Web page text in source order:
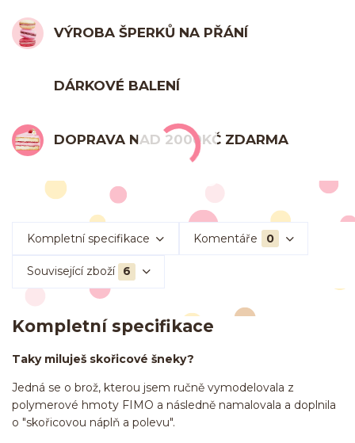
VÝROBA ŠPERKŮ NA PŘÁNÍ
DÁRKOVÉ BALENÍ
DOPRAVA NAD 2000KČ ZDARMA
Kompletní specifikace Komentáře 0
Související zboží 6
Kompletní specifikace
Taky miluješ skořicové šneky?
Jedná se o brož, kterou jsem ručně vymodelovala z
polymerové hmoty FIMO a následně namalovala a doplnila
o "skořicovou náplň a polevu".